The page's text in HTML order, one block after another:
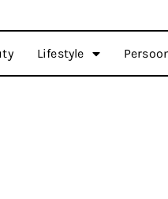
Lifestyle